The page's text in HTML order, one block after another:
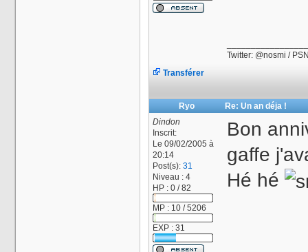
Twitter: @nosmi /
Transférer
Ryo
Re: Un an déja !
Dindon
Inscrit:
Le 09/02/2005 à
20:14
Post(s): 31
Niveau : 4
HP : 0 / 82
MP : 10 / 5206
EXP : 31
Bon
gaffe
Hé hé